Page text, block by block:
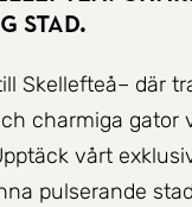
stad.
Skellefteå– där
charmiga gator
vårt
pulserande